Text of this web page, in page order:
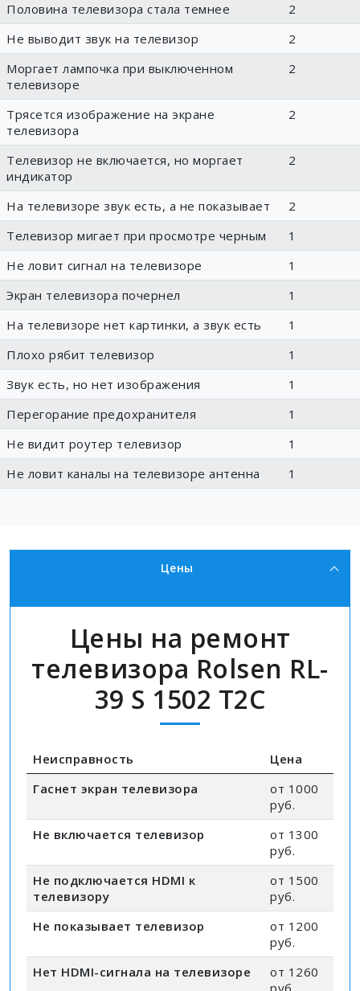
Половина телевизора стала темнее
2
Не выводит звук на телевизор
2
Моргает лампочка при выключенном
телевизоре
2
Трясется изображение на экране
телевизора
2
Телевизор не включается, но моргает
индикатор
2
На телевизоре звук есть, а не показывает
2
Телевизор мигает при просмотре черным
1
Не ловит сигнал на телевизоре
1
Экран телевизора почернел
1
На телевизоре нет картинки, а звук есть
1
Плохо рябит телевизор
1
Звук есть, но нет изображения
1
Перегорание предохранителя
1
Не видит роутер телевизор
1
Не ловит каналы на телевизоре антенна
1
Цены
Цены на ремонт
телевизора Rolsen RL-
39 S 1502 T2C
Неисправность
Цена
Гаснет экран телевизора
от 1000
руб.
Не включается телевизор
от 1300
руб.
Не подключается HDMI к
телевизору
от 1500
руб.
Не показывает телевизор
от 1200
руб.
Нет HDMI-сигнала на телевизоре
от 1260